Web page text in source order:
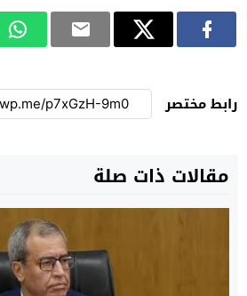
رابط مختصر
مقالات ذات صلة